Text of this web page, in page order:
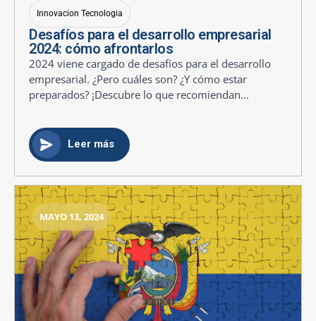
Innovacion Tecnologia
Desafíos para el desarrollo empresarial
2024: cómo afrontarlos
2024 viene cargado de desafíos para el desarrollo
empresarial. ¿Pero cuáles son? ¿Y cómo estar
preparados? ¡Descubre lo que recomiendan...
Leer más
MAYO 13, 2024